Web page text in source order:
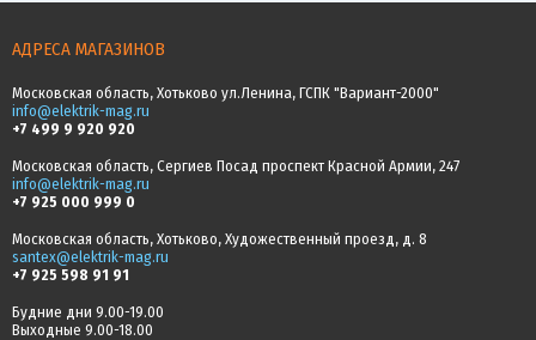
АДРЕСА МАГАЗИНОВ
Московская область, Хотьково ул.Ленина, ГСПК "Вариант-2000"
info@elektrik-mag.ru
+7 499 9 920 920
Московская область, Сергиев Посад проспект Красной Армии, 247
info@elektrik-mag.ru
+7 925 000 999 0
Московская область, Хотьково, Художественный проезд, д. 8
santex@elektrik-mag.ru
+7 925 598 91 91
Будние дни 9.00-19.00
Выходные 9.00-18.00